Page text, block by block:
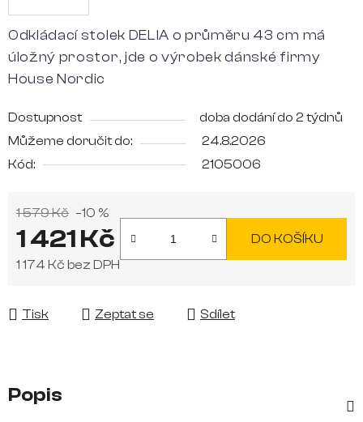
Odkládací stolek DELIA o průměru 43 cm má
úložný prostor, jde o výrobek dánské firmy
House Nordic
Dostupnost
doba dodání do 2 týdnů
Můžeme doručit do:
24.8.2026
Kód:
2105006
1 579 Kč –10 %
1 421 Kč
1 174 Kč bez DPH
DO KOŠÍKU
Tisk Zeptat se Sdílet
Popis